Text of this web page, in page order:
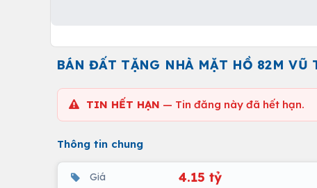
BÁN ĐẤT TẶNG NHÀ MẶT HỒ 82M VŨ
TIN HẾT HẠN — Tin đăng này đã hết hạn.
Thông tin chung
Giá 4.15 tỷ